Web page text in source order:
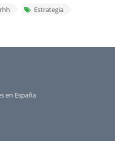
Estrategia
en España